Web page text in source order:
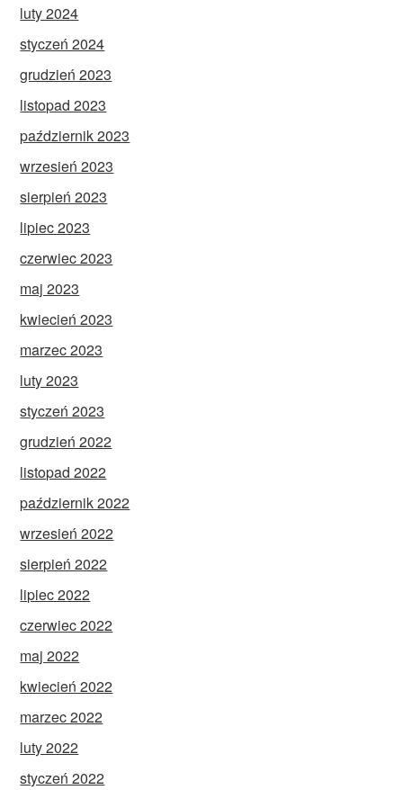
luty 2024
styczeń 2024
grudzień 2023
listopad 2023
październik 2023
wrzesień 2023
sierpień 2023
lipiec 2023
czerwiec 2023
maj 2023
kwiecień 2023
marzec 2023
luty 2023
styczeń 2023
grudzień 2022
listopad 2022
październik 2022
wrzesień 2022
sierpień 2022
lipiec 2022
czerwiec 2022
maj 2022
kwiecień 2022
marzec 2022
luty 2022
styczeń 2022